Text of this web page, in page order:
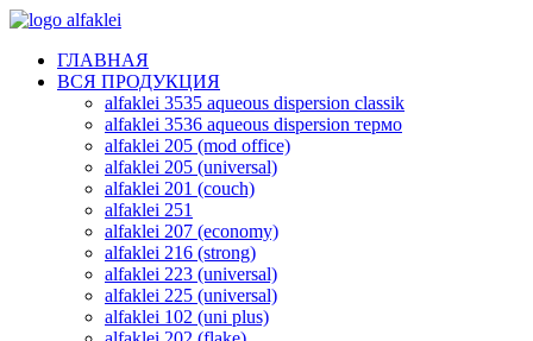
ГЛАВНАЯ
ВСЯ ПРОДУКЦИЯ
alfaklei 3535 aqueous dispersion classik
alfaklei 3536 aqueous dispersion термо
alfaklei 205 (mod office)
alfaklei 205 (universal)
alfaklei 201 (couch)
alfaklei 251
alfaklei 207 (economy)
alfaklei 216 (strong)
alfaklei 223 (universal)
alfaklei 225 (universal)
alfaklei 102 (uni plus)